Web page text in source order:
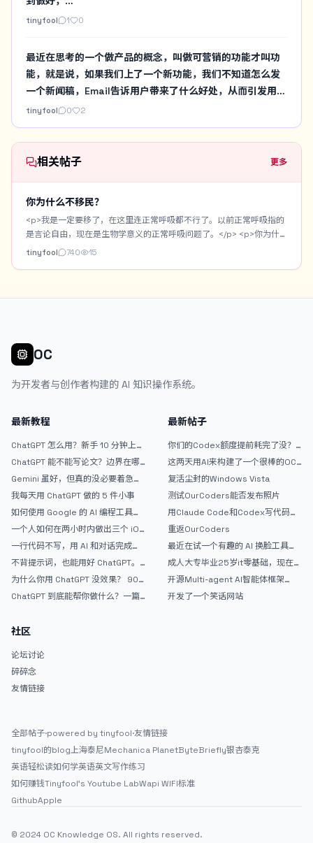
https://x.com/tinyfool/status/2084490288681386154
做出来，上线看看，好用就留下，没价值再说，讨论is
cheap，let's use ai make it to try
tinyfool 1 0
最近在思考的一个做产品的概念，叫做可营销的功能才叫功
能，就是说，如果我们上了一个新功能，我们不知道怎么发
一个新闻稿，Email告诉用户带来了什么好处，从而引发用户
下载，或者说重回app，提高活跃度的话，那么就不是一个
合格的功能。
tinyfool 0 2
相关帖子 更多
你为什么不移民？
<p>我是一定要移了，在这里连正常呼吸都不行了。以前正常呼吸指的
是言论自由，现在是生物学意义的正常呼吸问题了。</p> <p>你为什
么不移民？</p>
tinyfool 740 15
OC
为开发者与创作者构建的 AI 知识操作系统。
最新教程
ChatGPT 怎么用？新手 10 分钟上手
ChatGPT 能不能写论文？边界在哪
Gemini 虽好，但真的没必要着急放
弃 ChatGPT
我每天用 ChatGPT 做的 5 件小事
如何使用 Google 的 AI 编程工具
AntiGravity：独立开发者的新时代
武器
一个人如何在两小时内做出三个 iOS
APP？｜AntiGravity + Gemini 3 实
战完整记录
一行代码不写，用 AI 和对话完成一
个完整网站：《图书天堂》实战记录
不背提示词，也能用好 ChatGPT。
一个万能提问模板
为什么你用 ChatGPT 没效果？ 90%
的人第一步就问错了
ChatGPT 到底能帮你做什么？一篇
最新帖子
你们的Codex额度提前耗完了没？
戒断反应如何？
这两天用AI来构建了一个很棒的OC
论坛精华区
复活尘封的Windows Vista
测试OurCoders能否发布照片
用Claude Code和Codex写代码真
的爽，但是App怎么挣钱还是很难啊
重返OurCoders
最近在试一个有趣的 AI 换脸工具，
效果挺不错
成人大专毕业25岁it零基础，现在想
考软件设计师，有什么好的建议吗，
谢谢！
开源Multi-agent AI智能体框架
aevatar.ai，欢迎大家贡献代码
开发了一个笑话网站
社区
论坛讨论
碎碎念
友情链接
全部帖子·powered by tinyfool·友情链接
tinyfool的blog上海泰尼Mechanica PlanetByteBriefly银杏泰克
英语轻松读如何学英语英文写作练习
如何赚钱Tinyfool's Youtube LabWapi WIFI标准
GithubApple
© 2024 OC Knowledge OS. All rights reserved.